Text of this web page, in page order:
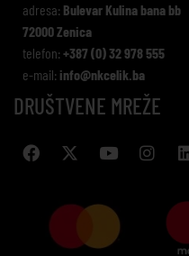
adresa: Bulevar Kulina bana bb
72000 Zenica
telefon: +387 (0) 32 978 555
e-mail: info@nkcelik.ba
DRUŠTVENE MREŽE